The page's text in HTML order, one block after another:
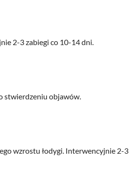
2-3 zabiegi co 10-14 dni.
stwierdzeniu objawów.
wzrostu łodygi. Interwencyjnie 2-3